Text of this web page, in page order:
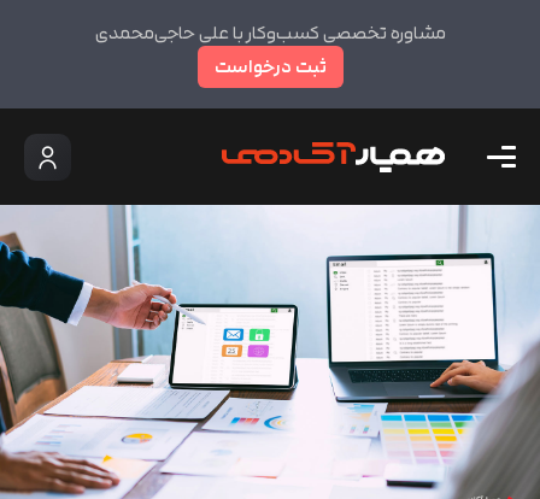
مشاوره تخصصی کسب‌وکار با علی حاجی‌محمدی
ثبت درخواست